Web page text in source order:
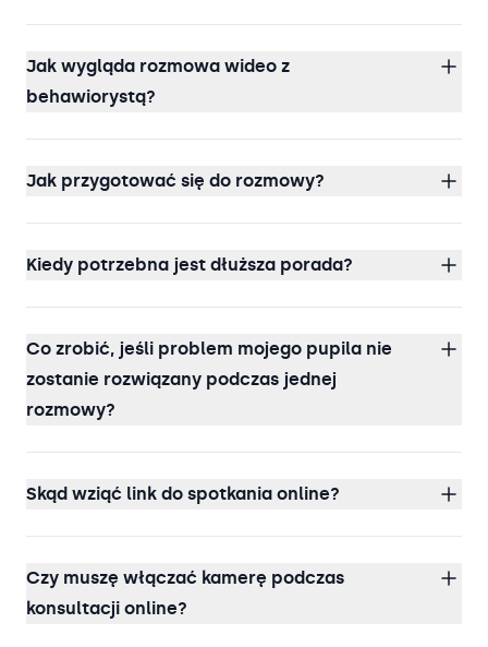
Jak wygląda rozmowa wideo z
behawiorystą?
Jak przygotować się do rozmowy?
Kiedy potrzebna jest dłuższa porada?
Co zrobić, jeśli problem mojego pupila nie
zostanie rozwiązany podczas jednej
rozmowy?
Skąd wziąć link do spotkania online?
Czy muszę włączać kamerę podczas
konsultacji online?